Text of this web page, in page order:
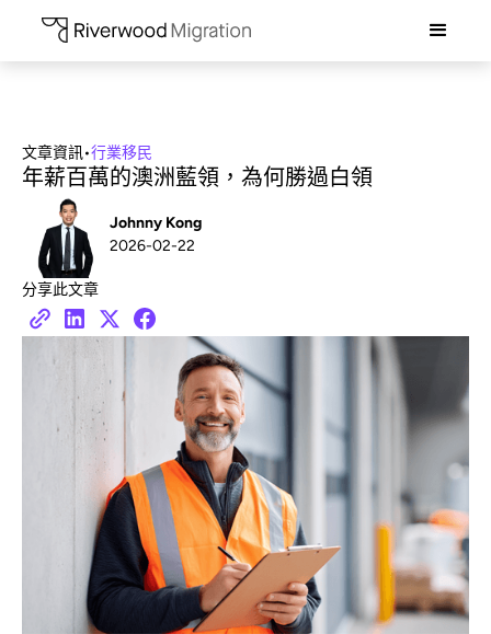
文章資訊•行業移民
年薪百萬的澳洲藍領，為何勝過白領
Johnny Kong
2026-02-22
分享此文章